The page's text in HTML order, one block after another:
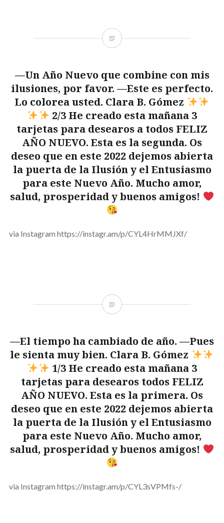
—Un Año Nuevo que combine con mis
ilusiones, por favor. —Este es perfecto.
Lo colorea usted. Clara B. Gómez
2/3 He creado esta mañana 3
tarjetas para desearos a todos FELIZ
AÑO NUEVO. Esta es la segunda. Os
deseo que en este 2022 dejemos abierta
la puerta de la Ilusión y el Entusiasmo
para este Nuevo Año. Mucho amor,
salud, prosperidad y buenos amigos!
via Instagram https://instagr.am/p/CYL4HrMMJXf/
—El tiempo ha cambiado de año. —Pues
le sienta muy bien. Clara B. Gómez
1/3 He creado esta mañana 3
tarjetas para desearos todos FELIZ
AÑO NUEVO. Esta es la primera. Os
deseo que en este 2022 dejemos abierta
la puerta de la Ilusión y el Entusiasmo
para este Nuevo Año. Mucho amor,
salud, prosperidad y buenos amigos!
via Instagram https://instagr.am/p/CYL3sVPMfs-/